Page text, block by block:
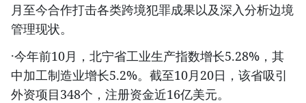
月至今合作打击各类跨境犯罪成果以及深入分析边境
管理现状。
·今年前10月，北宁省工业生产指数增长5.28%，其
中加工制造业增长5.2%。截至10月20日，该省吸引
外资项目348个，注册资金近16亿美元。